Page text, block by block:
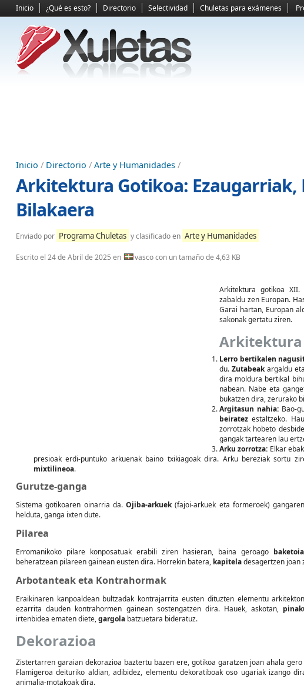
Inicio ¿Qué es esto? Directorio Selectividad Chuletas para exámenes
Inicio / Directorio / Arte y Humanidades /
Arkitektura Gotikoa: Ezaugarriak,
Bilakaera
Enviado por Programa Chuletas y clasificado en Arte y Humanidades
Escrito el 24 de Abril de 2025 en vasco con un tamaño de 4,63 KB
Arkitektura gotikoa
zabaldu zen Europan.
Garai hartan, Europan
sakonak gertatu ziren.
Arkitektura
Lerro bertikalen
du.Zutabeakargaldu
dira moldura bertikal
nabean. Nabe eta
bukatzen dira, zerurako
Argitasun nahia: Bao-
beiratez estaltzeko.
zorrotzak hobeto
gangak tartearen lau
Arku zorrotza: Elkar
presioak erdi-puntuko arkuenak baino txikiagoak dira. Arku bereziak sortu
mixtilineoa.
Gurutze-ganga
Sistema gotikoaren oinarria da.Ojiba-arkuek(fajoi-arkuek eta formeroek)
helduta, ganga ixten dute.
Pilarea
Erromanikoko pilare konposatuak erabili ziren hasieran, baina geroago
beheratzean pilareen gainean eusten dira. Horrekin batera, kapiteladesagertzen joan
Arbotanteak eta Kontrahormak
Eraikinaren kanpoaldean bultzadak kontrajarrita eusten dituzten elementu
ezarrita dauden kontrahormen gainean sostengatzen dira. Hauek, askotan,
irtenbidea ematen diete,gargola batzuetara bideratuz.
Dekorazioa
Zistertarren garaian dekorazioa baztertu bazen ere, gotikoa garatzen joan ahala
Flamigeroa deituriko aldian, adibidez, elementu dekoratiboak oso ugariak izango
animalia-motakoak dira.